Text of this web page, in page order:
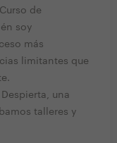
de
soy
más
limitantes que
una
talleres y